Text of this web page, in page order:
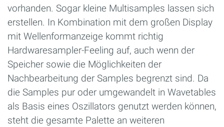
vorhanden. Sogar kleine Multisamples lassen sich
erstellen. In Kombination mit dem großen Display
mit Wellenformanzeige kommt richtig
Hardwaresampler-Feeling auf, auch wenn der
Speicher sowie die Möglichkeiten der
Nachbearbeitung der Samples begrenzt sind. Da
die Samples pur oder umgewandelt in Wavetables
als Basis eines Oszillators genutzt werden können,
steht die gesamte Palette an weiteren